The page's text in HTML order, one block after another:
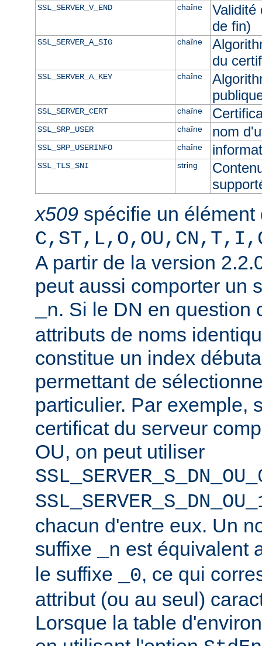
SSL_SERVER_V_END chaîne
Validité
de fin)
SSL_SERVER_A_SIG chaîne
du
SSL_SERVER_A_KEY chaîne
SSL_SERVER_CERT chaîne
SSL_SRP_USER chaîne nom
SSL_SRP_USERINFO chaîne
SSL_TLS_SNI string
x509 spécifie un
A partir de la version
peut aussi comporter un
_n. Si le DN en question
attributs de noms
constitue un index
permettant de
particulier. Par exemple,
certificat du serveur
OU, on peut utiliser
chacun d'entre eux. Un
suffixe
_n est équivalent
le suffixe
_0, ce qui
attribut (ou au seul)
Lorsque la table